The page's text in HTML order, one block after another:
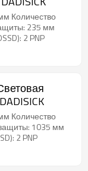
Количество
235 мм
2 PNP
Количество
1035 мм
2 PNP